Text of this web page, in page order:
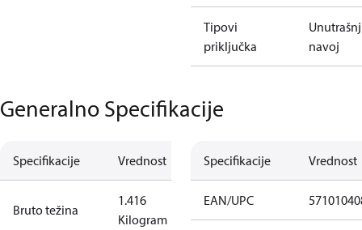
Tipovi
priključka
navoj
Generalno Specifikacije
Specifikacije Vrednost
Bruto težina
1.416
Kilogram
Specifikacije Vrednost
EAN/UPC